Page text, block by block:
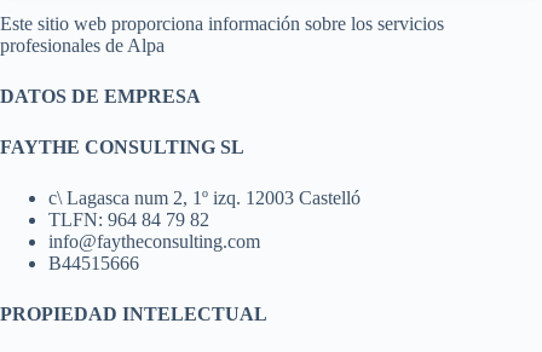
Este sitio web proporciona información sobre los servicios
profesionales de Alpa
DATOS DE EMPRESA
FAYTHE CONSULTING SL
c\ Lagasca num 2, 1º izq. 12003 Castelló
TLFN: 964 84 79 82
info@faytheconsulting.com
B44515666
PROPIEDAD INTELECTUAL